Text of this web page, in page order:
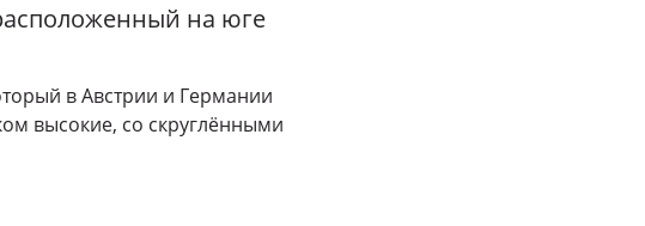
на юге
в Австрии и Германии
высокие, со скруглёнными